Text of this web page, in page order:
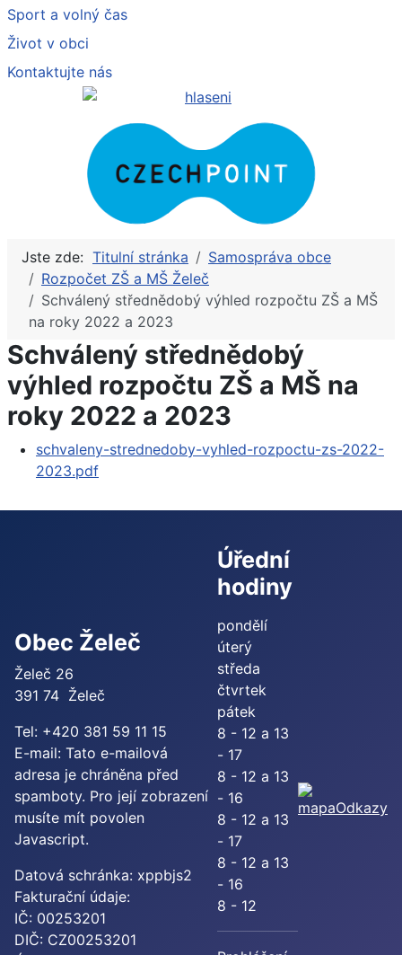
Sport a volný čas
Život v obci
Kontaktujte nás
Jste zde: Titulní stránka
Samospráva obce
Rozpočet ZŠ a MŠ Želeč
Schválený střednědobý výhled rozpočtu ZŠ a MŠ
na roky 2022 a 2023
Schválený střednědobý
výhled rozpočtu ZŠ a MŠ na
roky 2022 a 2023
schvaleny-strednedoby-vyhled-rozpoctu-zs-2022-
2023.pdf
Obec Želeč
Želeč 26
391 74 Želeč
Tel: +420 381 59 11 15
E-mail: Tato e-mailová
adresa je chráněna před
spamboty. Pro její zobrazení
musíte mít povolen
Javascript.
Datová schránka: xppbjs2
Fakturační údaje:
IČ: 00253201
DIČ: CZ00253201
Úřední
hodiny
pondělí
úterý
středa
čtvrtek
pátek
8 - 12 a 13
- 17
8 - 12 a 13
- 16
8 - 12 a 13
- 17
8 - 12 a 13
- 16
8 - 12
Odkazy